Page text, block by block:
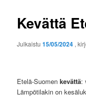
Kevättä
Julkaistu15/05/2024 ,
Etelä-Suomenkevättä:
Lämpötilakin on